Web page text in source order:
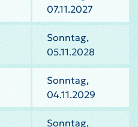
07.11.2027
Sonntag,
05.11.2028
Sonntag,
04.11.2029
Sonntag,